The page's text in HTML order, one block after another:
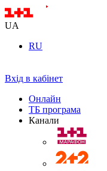
UA
RU
Вхід в кабінет
Онлайн
ТБ програма
Канали